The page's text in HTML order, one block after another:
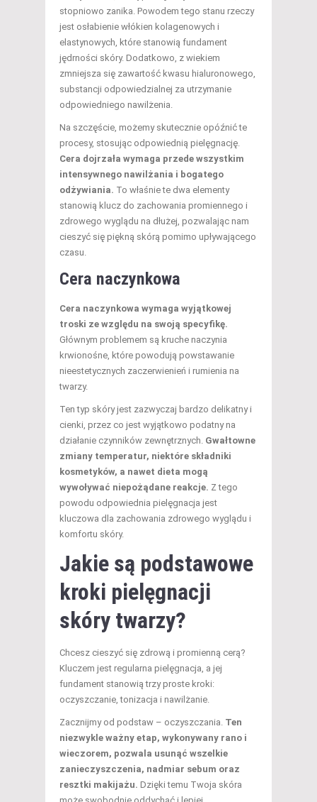
stopniowo zanika. Powodem tego stanu rzeczy
jest osłabienie włókien kolagenowych i
elastynowych, które stanowią fundament
jędrności skóry. Dodatkowo, z wiekiem
zmniejsza się zawartość kwasu hialuronowego,
substancji odpowiedzialnej za utrzymanie
odpowiedniego nawilżenia.
Na szczęście, możemy skutecznie opóźnić te
procesy, stosując odpowiednią pielęgnację.
Cera dojrzała wymaga przede wszystkim
intensywnego nawilżania i bogatego
odżywiania. To właśnie te dwa elementy
stanowią klucz do zachowania promiennego i
zdrowego wyglądu na dłużej, pozwalając nam
cieszyć się piękną skórą pomimo upływającego
czasu.
Cera naczynkowa
Cera naczynkowa wymaga wyjątkowej
troski ze względu na swoją specyfikę.
Głównym problemem są kruche naczynia
krwionośne, które powodują powstawanie
nieestetycznych zaczerwienień i rumienia na
twarzy.
Ten typ skóry jest zazwyczaj bardzo delikatny i
cienki, przez co jest wyjątkowo podatny na
działanie czynników zewnętrznych. Gwałtowne
zmiany temperatur, niektóre składniki
kosmetyków, a nawet dieta mogą
wywoływać niepożądane reakcje. Z tego
powodu odpowiednia pielęgnacja jest
kluczowa dla zachowania zdrowego wyglądu i
komfortu skóry.
Jakie są podstawowe
kroki pielęgnacji
skóry twarzy?
Chcesz cieszyć się zdrową i promienną cerą?
Kluczem jest regularna pielęgnacja, a jej
fundament stanowią trzy proste kroki:
oczyszczanie, tonizacja i nawilżanie.
Zacznijmy od podstaw – oczyszczania. Ten
niezwykle ważny etap, wykonywany rano i
wieczorem, pozwala usunąć wszelkie
zanieczyszczenia, nadmiar sebum oraz
resztki makijażu. Dzięki temu Twoja skóra